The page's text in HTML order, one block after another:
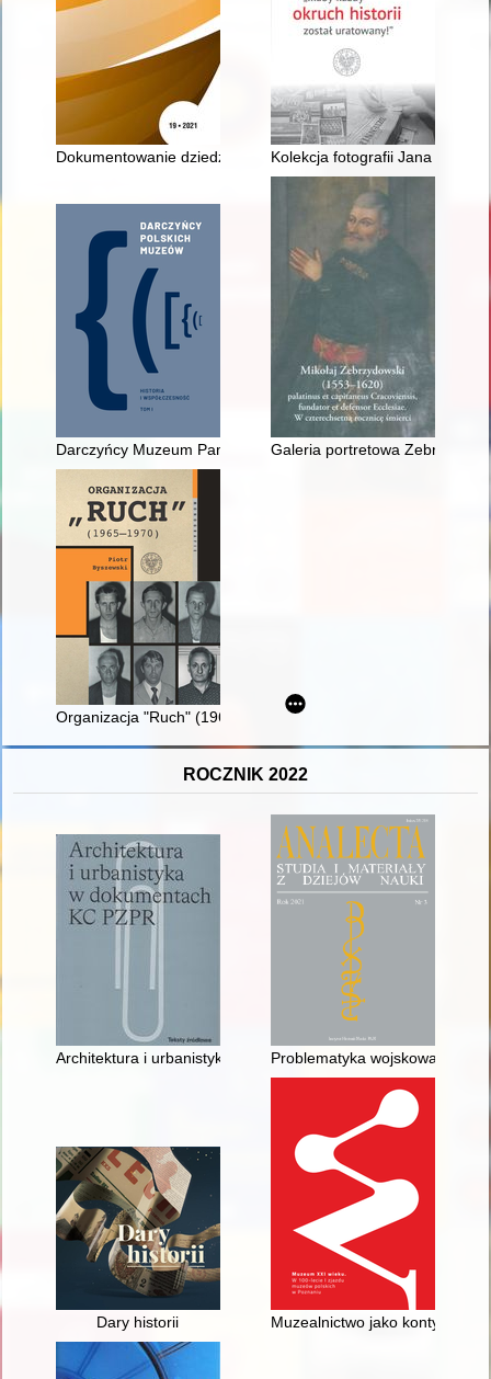
Dokumentowanie dziedzictwa naukowego i techniki : muzea
Kolekcja fotografii Jana
Darczyńcy Muzeum Pamięci SybiruGaleria portretowa
Organizacja "Ruch" (1965-1970)
ROCZNIK 2022
Architektura i urbanistyka w dokumentach KC PZPR
Problematyka wojskowa w
Dary historii Muzealnictwo jako